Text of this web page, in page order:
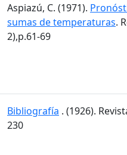
Aspiazú, C. (1971).
sumas de temperaturas.
2),p.61-69
Bibliografía . (1926).
230